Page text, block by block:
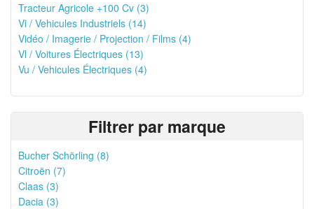
Tracteur Agricole +100 Cv (3)
Vi / Vehicules Industriels (14)
Vidéo / Imagerie / Projection / Films (4)
Vl / Voitures Électriques (13)
Vu / Vehicules Électriques (4)
Filtrer par marque
Bucher Schörling (8)
Citroën (7)
Claas (3)
Dacia (3)